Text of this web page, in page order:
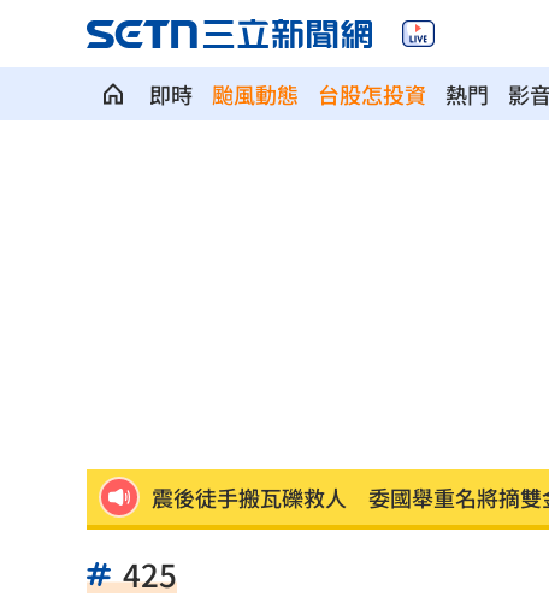
即時 颱風動態 台股怎投資 熱門 影音
羅戈8局失1分好投 兄弟火力爆發橫掃雄鷹
接觸「常見塑膠微粒＋這樣吃」恐釀脂肪肝
震後徒手搬瓦礫救人 委國舉重名將摘雙
425